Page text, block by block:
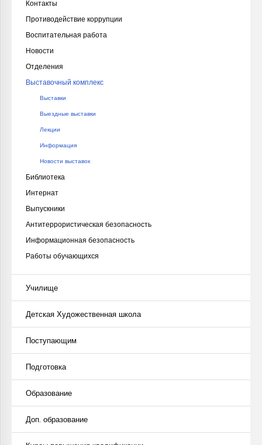
Контакты
Противодействие коррупции
Воспитательная работа
Новости
Отделения
Выставочный комплекс
Выставки
Выездные выставки
Лекции
Информация
Новости выставок
Библиотека
Интернат
Выпускники
Антитеррористическая безопасность
Информационная безопасность
Работы обучающихся
Училище
Детская Художественная школа
Поступающим
Подготовка
Образование
Доп. образование